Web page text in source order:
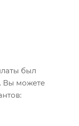
был
Вы можете